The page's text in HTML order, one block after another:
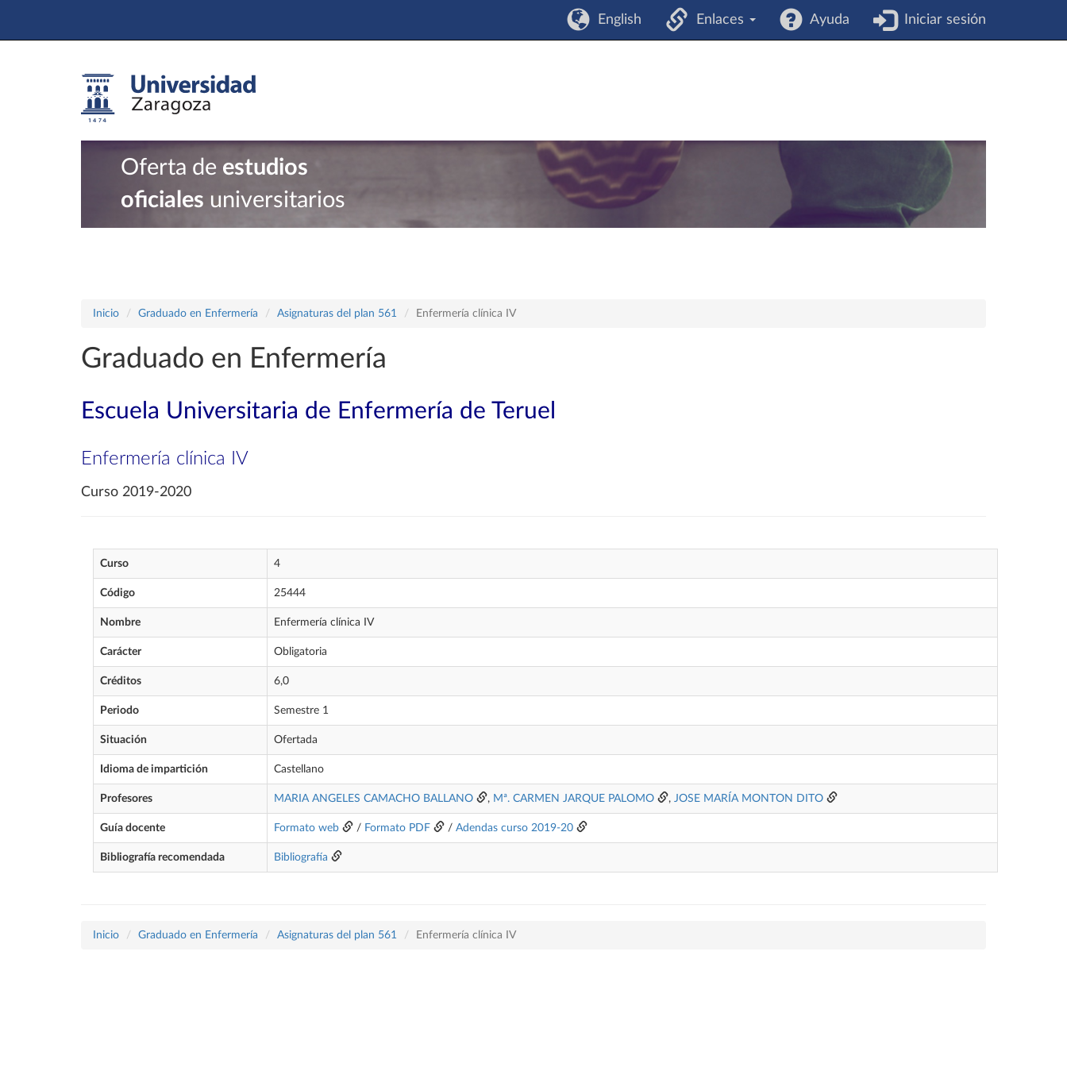
English Enlaces Ayuda Iniciar sesión
Oferta de estudios
oficiales universitarios
Inicio Graduado en Enfermería Asignaturas del plan 561 Enfermería clínica IV
Graduado en Enfermería
Escuela Universitaria de Enfermería de Teruel
Enfermería clínica IV
Curso 2019-2020
Curso 4
Código 25444
Nombre Enfermería clínica IV
Carácter Obligatoria
Créditos 6,0
Periodo Semestre 1
Situación Ofertada
Idioma de impartición Castellano
Profesores MARIA ANGELES CAMACHO BALLANO , Mª. CARMEN JARQUE PALOMO , JOSE MARÍA MONTON DITO
Guía docente Formato web / Formato PDF / Adendas curso 2019-20
Bibliografía recomendada Bibliografía
Inicio Graduado en Enfermería Asignaturas del plan 561 Enfermería clínica IV